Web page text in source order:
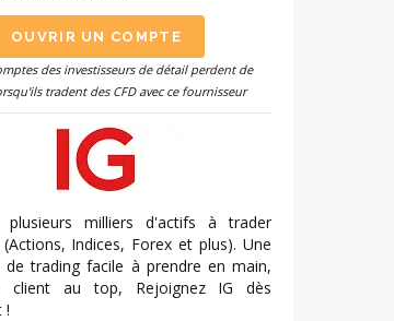
OUVRIR UN COMPTE
des investisseurs de détail perdent de
tradent des CFD avec ce fournisseur
plusieurs milliers d'actifs à trader
(Actions, Indices, Forex et plus). Une
de trading facile à prendre en main,
client au top, Rejoignez IG dès
!